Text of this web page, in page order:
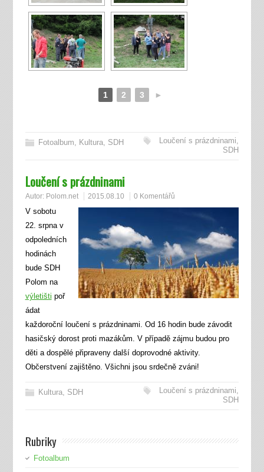
1 2 3 ►
Fotoalbum, Kultura, SDH Loučení s prázdninami,
SDH
Loučení s prázdninami
Autor: Polom.net 2015.08.10 0 Komentářů
V sobotu
22. srpna v
odpoledních
hodinách
bude SDH
Polom na
výletišti poř
ádat
každoroční loučení s prázdninami. Od 16 hodin bude závodit
hasičský dorost proti mazákům. V případě zájmu budou pro
děti a dospělé připraveny další doprovodné aktivity.
Občerstvení zajištěno. Všichni jsou srdečně zváni!
Kultura, SDH Loučení s prázdninami,
SDH
Rubriky
Fotoalbum